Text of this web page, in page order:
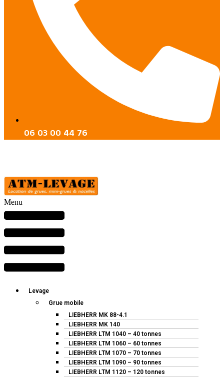
06 03 00 44 76
Menu
Levage
Grue mobile
LIEBHERR MK 88-4.1
LIEBHERR MK 140
LIEBHERR LTM 1040 – 40 tonnes
LIEBHERR LTM 1060 – 60 tonnes
LIEBHERR LTM 1070 – 70 tonnes
LIEBHERR LTM 1090 – 90 tonnes
LIEBHERR LTM 1120 – 120 tonnes